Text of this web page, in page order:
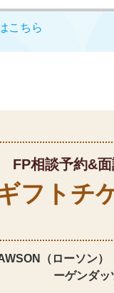
こちら
FP相談予約&
フトチ
（ローソン）
ーゲンダッ